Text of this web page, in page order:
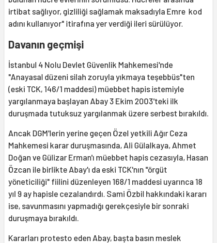
irtibat sağlıyor, gizliliği sağlamak maksadıyla Emre kod
adını kullanıyor" itirafına yer verdiği ileri sürülüyor.
Davanın geçmişi
İstanbul 4 Nolu Devlet Güvenlik Mahkemesi'nde
"Anayasal düzeni silah zoruyla yıkmaya teşebbüs"ten
(eski TCK, 146/1 maddesi) müebbet hapis istemiyle
yargılanmaya başlayan Abay 3 Ekim 2003'teki ilk
duruşmada tutuksuz yargılanmak üzere serbest bırakıldı.
Ancak DGM'lerin yerine geçen Özel yetkili Ağır Ceza
Mahkemesi karar duruşmasında, Ali Gülalkaya, Ahmet
Doğan ve Gülizar Erman'ı müebbet hapis cezasıyla, Hasan
Özcan ile birlikte Abay'ı da eski TCK'nın "örgüt
yöneticiliği" fiilini düzenleyen 168/1 maddesi uyarınca 18
yıl 9 ay hapisle cezalandırdı. Sami Özbil hakkındaki kararı
ise, savunmasını yapmadığı gerekçesiyle bir sonraki
duruşmaya bırakıldı.
Kararları protesto eden Abay, başta basın meslek